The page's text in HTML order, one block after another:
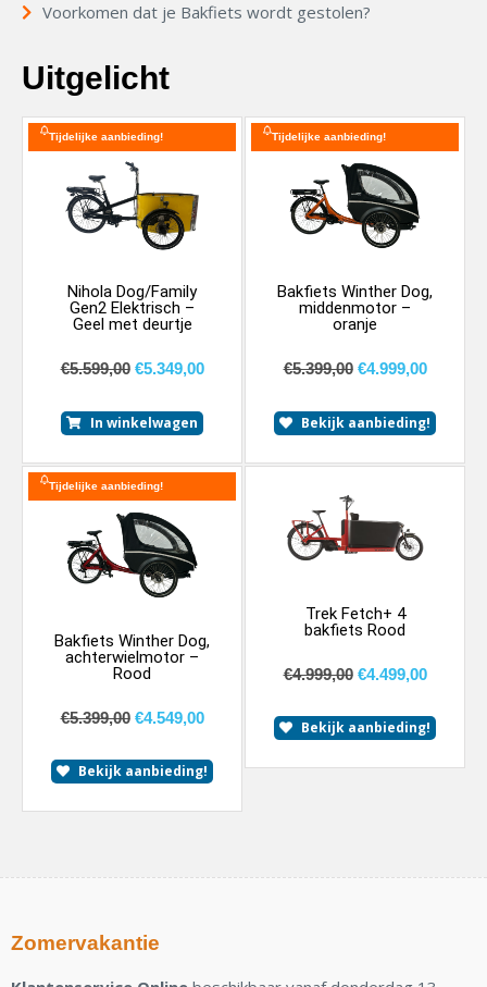
Voorkomen dat je Bakfiets wordt gestolen?
Uitgelicht
Tijdelijke aanbieding!
Nihola Dog/Family
Gen2 Elektrisch –
Geel met deurtje
€5.599,00 €5.349,00
In winkelwagen
Tijdelijke aanbieding!
Bakfiets Winther Dog,
middenmotor –
oranje
€5.399,00 €4.999,00
Bekijk aanbieding!
Tijdelijke aanbieding!
Bakfiets Winther Dog,
achterwielmotor –
Rood
€5.399,00 €4.549,00
Bekijk aanbieding!
Trek Fetch+ 4
bakfiets Rood
€4.999,00 €4.499,00
Bekijk aanbieding!
Zomervakantie